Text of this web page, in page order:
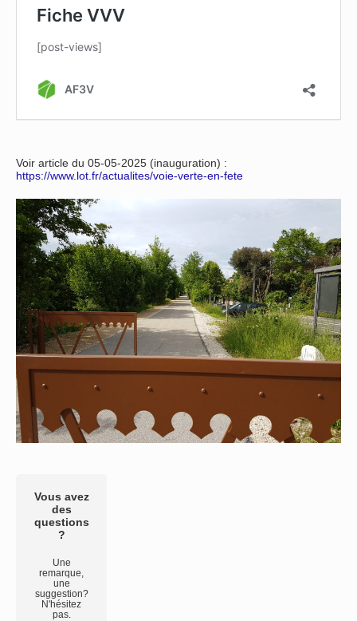
Voir article du 05-05-2025 (inauguration) :
https://www.lot.fr/actualites/voie-verte-en-fete
Vous avez
des
questions
?
Une
remarque,
une
suggestion?
N'hésitez
pas.